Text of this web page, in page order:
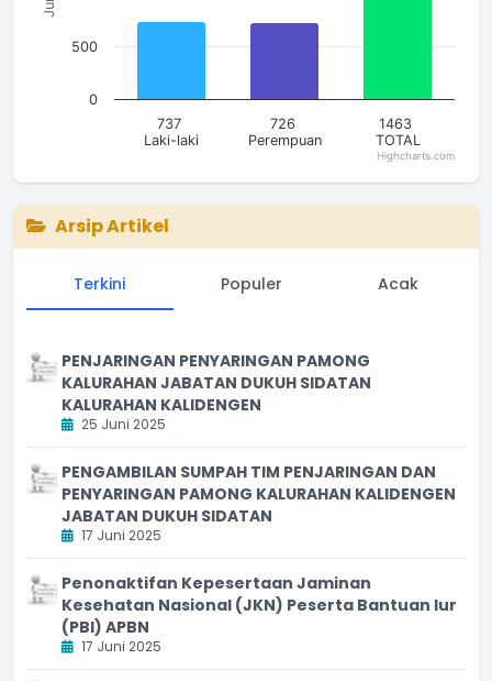
737
Laki-laki
726
Perempuan
1463
TOTAL
0
500
Highcharts.com
Arsip Artikel
Terkini Populer Acak
PENJARINGAN PENYARINGAN PAMONG
KALURAHAN JABATAN DUKUH SIDATAN
KALURAHAN KALIDENGEN
25 Juni 2025
PENGAMBILAN SUMPAH TIM PENJARINGAN DAN
PENYARINGAN PAMONG KALURAHAN KALIDENGEN
JABATAN DUKUH SIDATAN
17 Juni 2025
Penonaktifan Kepesertaan Jaminan
Kesehatan Nasional (JKN) Peserta Bantuan Iur
(PBI) APBN
17 Juni 2025